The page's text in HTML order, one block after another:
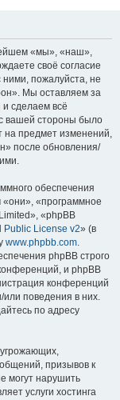
«мы», «наш»,
своё согласие
пожалуйста, не
Мы оставляем за
сделаем всё
вашей стороны было
на предмет изменений,
после обновления/
обеспечения
«программное
«phpBB
Public License v2» (в
www.phpbb.com
phpBB строго
и phpBB
конференций
поведения в них.
по адресу
призывов к
могут нарушить
услуги хостинга